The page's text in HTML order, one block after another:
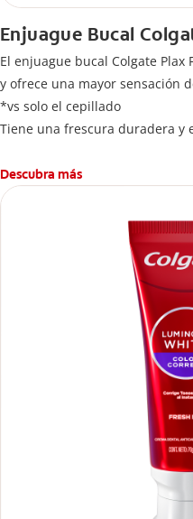
Enjuague Bucal
El enjuague bucal Colgate
y ofrece una mayor sensación
*vs solo el cepillado
Tiene una frescura duradera y
**Ayuda a reducir hasta el
anaerobias cultivables.
Descubra más